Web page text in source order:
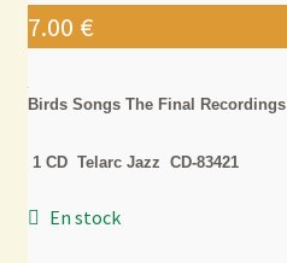
Conditions générales de vente
Politique de confidentialité
Mon compte
7.00 €
Birds Songs The Final Recordings
1 CD Telarc Jazz CD-83421
En stock